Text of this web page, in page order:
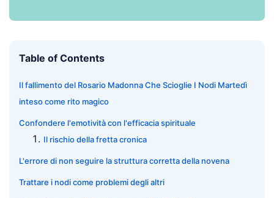
Table of Contents
Il fallimento del Rosario Madonna Che Scioglie I Nodi Martedì
inteso come rito magico
Confondere l'emotività con l'efficacia spirituale
Il rischio della fretta cronica
L'errore di non seguire la struttura corretta della novena
Trattare i nodi come problemi degli altri